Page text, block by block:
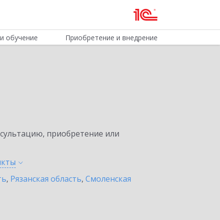
обучение Приобретение и внедрение
приобретение или
, Рязанская область, Смоленская